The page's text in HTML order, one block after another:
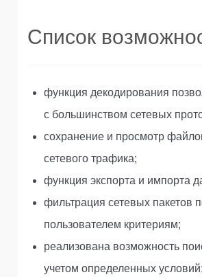
Список
функция декодирования
с большинством сетевых
сохранение и просмотр
сетевого трафика;
функция экспорта и импорта
фильтрация сетевых пакетов
пользователем критериям;
реализована возможность
учетом определенных условий;